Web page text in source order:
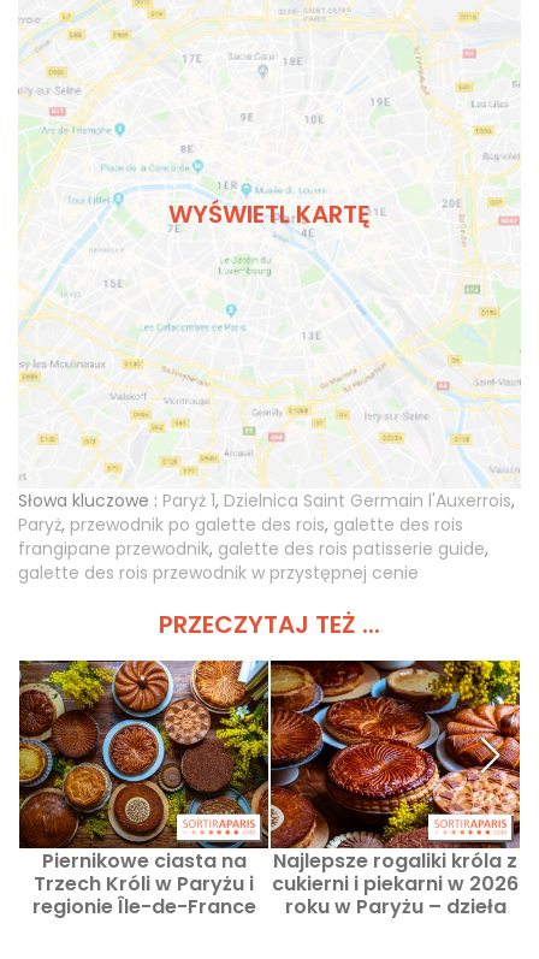
WYŚWIETL KARTĘ
Słowa kluczowe : Paryż 1, Dzielnica Saint Germain l'Auxerrois,
Paryż, przewodnik po galette des rois, galette des rois
frangipane przewodnik, galette des rois patisserie guide,
galette des rois przewodnik w przystępnej cenie
PRZECZYTAJ TEŻ ...
Piernikowe ciasta na
Trzech Króli w Paryżu i
regionie Île-de-France
Najlepsze rogaliki króla z
cukierni i piekarni w 2026
roku w Paryżu – dzieła